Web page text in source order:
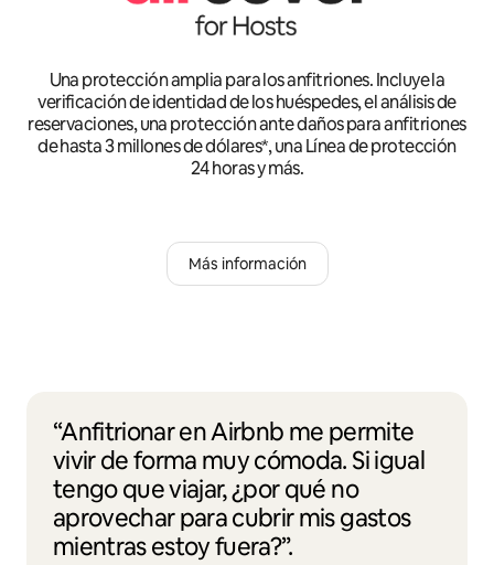
Una protección amplia para los anfitriones. Incluye la
verificación de identidad de los huéspedes, el análisis de
reservaciones, una protección ante daños para anfitriones
de hasta 3 millones de dólares*, una Línea de protección
24 horas y más.
Más información
“Anfitrionar en Airbnb me permite
vivir de forma muy cómoda. Si igual
tengo que viajar, ¿por qué no
aprovechar para cubrir mis gastos
mientras estoy fuera?”.